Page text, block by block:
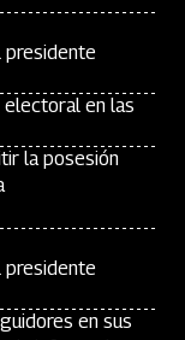
presidente
en las
la posesión
presidente
en sus